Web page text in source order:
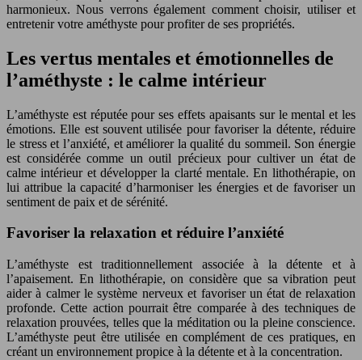
harmonieux. Nous verrons également comment choisir, utiliser et
entretenir votre améthyste pour profiter de ses propriétés.
Les vertus mentales et émotionnelles de
l’améthyste : le calme intérieur
L’améthyste est réputée pour ses effets apaisants sur le mental et les
émotions. Elle est souvent utilisée pour favoriser la détente, réduire
le stress et l’anxiété, et améliorer la qualité du sommeil. Son énergie
est considérée comme un outil précieux pour cultiver un état de
calme intérieur et développer la clarté mentale. En lithothérapie, on
lui attribue la capacité d’harmoniser les énergies et de favoriser un
sentiment de paix et de sérénité.
Favoriser la relaxation et réduire l’anxiété
L’améthyste est traditionnellement associée à la détente et à
l’apaisement. En lithothérapie, on considère que sa vibration peut
aider à calmer le système nerveux et favoriser un état de relaxation
profonde. Cette action pourrait être comparée à des techniques de
relaxation prouvées, telles que la méditation ou la pleine conscience.
L’améthyste peut être utilisée en complément de ces pratiques, en
créant un environnement propice à la détente et à la concentration.